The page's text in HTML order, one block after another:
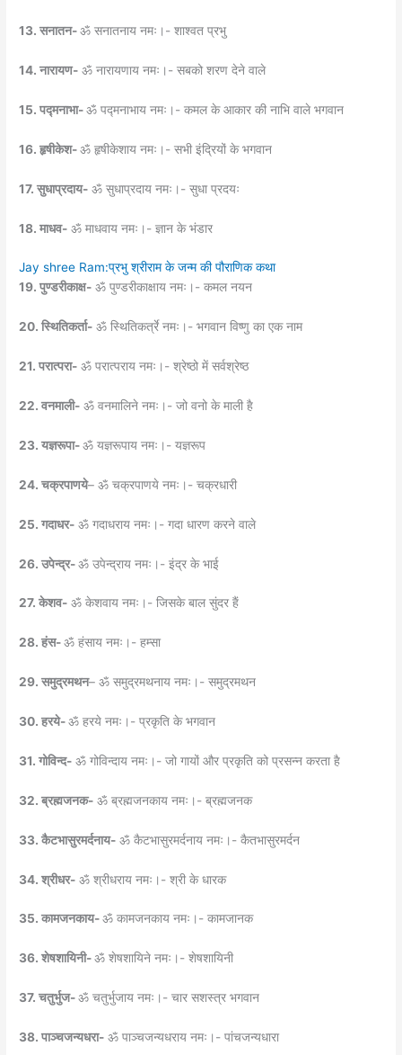
13. सनातन-ॐ सनातनाय नमः।- शाश्वत प्रभु
14. नारायण- ॐ नारायणाय नमः।- सबको शरण देने वाले
15. पद्मनाभा-ॐ पद्मनाभाय नमः।- कमल के आकार की नाभि वाले भगवान
16. हृषीकेश-ॐ हृषीकेशाय नमः।- सभी इंद्रियों के भगवान
17. सुधाप्रदाय- ॐ सुधाप्रदाय नमः।- सुधा प्रदयः
18. माधव- ॐ माधवाय नमः।- ज्ञान के भंडार
Jay shree Ram:प्रभु श्रीराम के जन्म की पौराणिक कथा
19. पुण्डरीकाक्ष- ॐ पुण्डरीकाक्षाय नमः।- कमल नयन
20. स्थितिकर्ता- ॐ स्थितिकर्त्रे नमः।- भगवान विष्णु का एक नाम
21. परात्परा- ॐ परात्पराय नमः।- श्रेष्ठो में सर्वश्रेष्ठ
22. वनमाली- ॐ वनमालिने नमः।- जो वनो के माली है
23. यज्ञरूपा-ॐ यज्ञरूपाय नमः।- यज्ञरूप
24. चक्रपाणये– ॐ चक्रपाणये नमः।- चक्रधारी
25. गदाधर- ॐ गदाधराय नमः।- गदा धारण करने वाले
26. उपेन्द्र-ॐ उपेन्द्राय नमः।- इंद्र के भाई
27. केशव- ॐ केशवाय नमः।- जिसके बाल सुंदर हैं
28. हंस-ॐ हंसाय नमः।- हम्सा
29. समुद्रमथन– ॐ समुद्रमथनाय नमः।- समुद्रमथन
30. हरये-ॐ हरये नमः।- प्रकृति के भगवान
31. गोविन्द- ॐ गोविन्दाय नमः।- जो गायों और प्रकृति को प्रसन्न करता है
32. ब्रह्मजनक- ॐ ब्रह्मजनकाय नमः।- ब्रह्मजनक
33. कैटभासुरमर्दनाय- ॐ कैटभासुरमर्दनाय नमः।- कैतभासुरमर्दन
34. श्रीधर- ॐ श्रीधराय नमः।- श्री के धारक
35. कामजनकाय-ॐ कामजनकाय नमः।- कामजानक
36. शेषशायिनी-ॐ शेषशायिने नमः।- शेषशायिनी
37. चतुर्भुज-ॐ चतुर्भुजाय नमः।- चार सशस्त्र भगवान
38. पाञ्चजन्यधरा- ॐ पाञ्चजन्यधराय नमः।- पांचजन्यधारा